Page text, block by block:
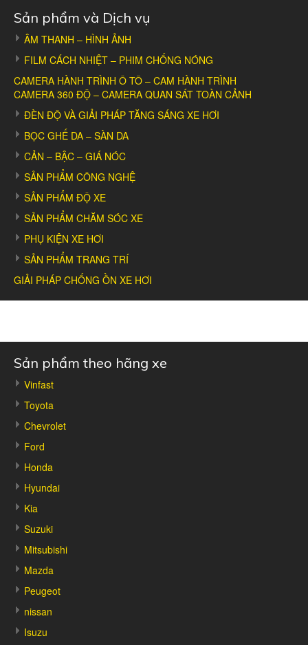
Sản phẩm và Dịch vụ
ÂM THANH – HÌNH ẢNH
FILM CÁCH NHIỆT – PHIM CHỐNG NÓNG
CAMERA HÀNH TRÌNH Ô TÔ – CAM HÀNH TRÌNH
CAMERA 360 ĐỘ – CAMERA QUAN SÁT TOÀN CẢNH
ĐÈN ĐỘ VÀ GIẢI PHÁP TĂNG SÁNG XE HƠI
BỌC GHẾ DA – SÀN DA
CẢN – BẬC – GIÁ NÓC
SẢN PHẨM CÔNG NGHỆ
SẢN PHẨM ĐỘ XE
SẢN PHẨM CHĂM SÓC XE
PHỤ KIỆN XE HƠI
SẢN PHẨM TRANG TRÍ
GIẢI PHÁP CHỐNG ỒN XE HƠI
Sản phẩm theo hãng xe
Vinfast
Toyota
Chevrolet
Ford
Honda
Hyundai
Kia
Suzuki
Mitsubishi
Mazda
Peugeot
nissan
Isuzu